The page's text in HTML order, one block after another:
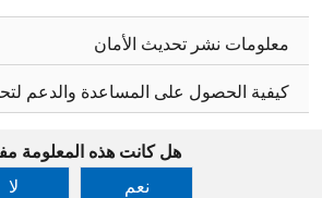
معلومات نشر تحديث الأمان
كيفية الحصول على المساعدة والدعم
هل كانت هذه المعلومة
نعم
لا